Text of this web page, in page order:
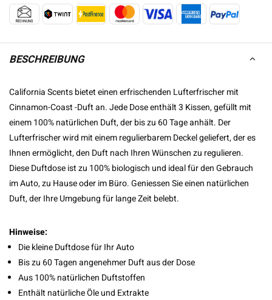
BESCHREIBUNG
California Scents bietet einen erfrischenden Lufterfrischer mit
Cinnamon-Coast -Duft an. Jede Dose enthält 3 Kissen, gefüllt mit
einem 100% natürlichen Duft, der bis zu 60 Tage anhält. Der
Lufterfrischer wird mit einem regulierbarem Deckel geliefert, der es
Ihnen ermöglicht, den Duft nach Ihren Wünschen zu regulieren.
Diese Duftdose ist zu 100% biologisch und ideal für den Gebrauch
im Auto, zu Hause oder im Büro. Geniessen Sie einen natürlichen
Duft, der Ihre Umgebung für lange Zeit belebt.
Hinweise:
Die kleine Duftdose für Ihr Auto
Bis zu 60 Tagen angenehmer Duft aus der Dose
Aus 100% natürlichen Duftstoffen
Enthält natürliche Öle und Extrakte